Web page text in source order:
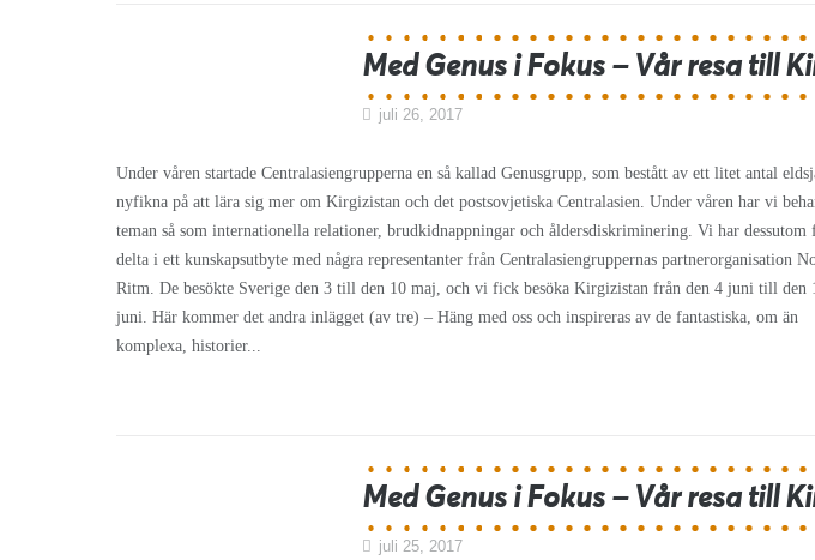
Med Genus i Fokus – Vår resa till
juli 26, 2017
Under våren startade Centralasiengrupperna en så kallad Genusgrupp, som bestått av ett litet antal
nyfikna på att lära sig mer om Kirgizistan och det postsovjetiska Centralasien. Under våren har vi
teman så som internationella relationer, brudkidnappningar och åldersdiskriminering. Vi har dessutom
delta i ett kunskapsutbyte med några representanter från Centralasiengruppernas partnerorganisation
Ritm. De besökte Sverige den 3 till den 10 maj, och vi fick besöka Kirgizistan från den 4 juni till den
juni. Här kommer det andra inlägget (av tre) – Häng med oss och inspireras av de fantastiska, om än
komplexa, historier...
Med Genus i Fokus – Vår resa till
juli 25, 2017